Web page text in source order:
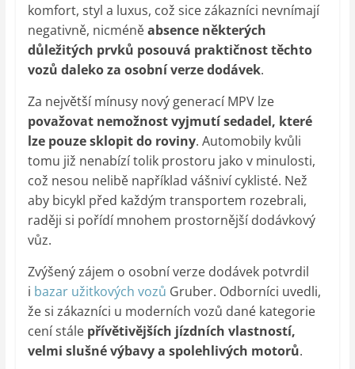
komfort, styl a luxus, což sice zákazníci nevnímají
negativně, nicméněabsence některých
důležitých prvků posouvá praktičnost těchto
vozů daleko za osobní verze dodávek.
Za největší mínusy nový generací MPV lze
považovat nemožnost vyjmutí sedadel, které
lze pouze sklopit do roviny. Automobily kvůli
tomu již nenabízí tolik prostoru jako v minulosti,
což nesou nelibě například vášniví cyklisté. Než
aby bicykl před každým transportem rozebrali,
raději si pořídí mnohem prostornější dodávkový
vůz.
Zvýšený zájem o osobní verze dodávek potvrdil
i bazar užitkových vozů Gruber. Odborníci uvedli,
že si zákazníci u moderních vozů dané kategorie
cení stále přívětivějších jízdních vlastností,
velmi slušné výbavy a spolehlivých motorů.